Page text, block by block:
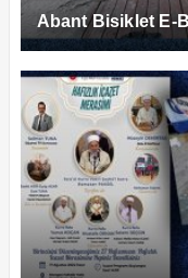
Abant Bisiklet E-